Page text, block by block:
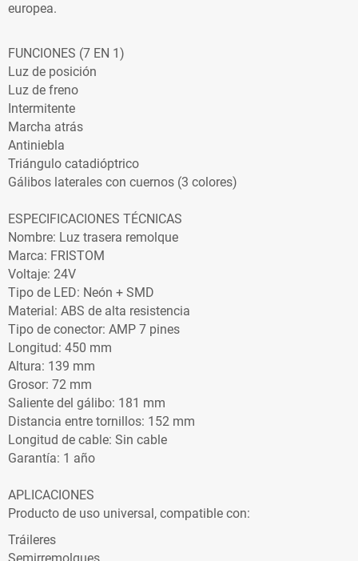
europea.
FUNCIONES (7 EN 1)
Luz de posición
Luz de freno
Intermitente
Marcha atrás
Antiniebla
Triángulo catadióptrico
Gálibos laterales con cuernos (3 colores)
ESPECIFICACIONES TÉCNICAS
Nombre: Luz trasera remolque
Marca: FRISTOM
Voltaje: 24V
Tipo de LED: Neón + SMD
Material: ABS de alta resistencia
Tipo de conector: AMP 7 pines
Longitud: 450 mm
Altura: 139 mm
Grosor: 72 mm
Saliente del gálibo: 181 mm
Distancia entre tornillos: 152 mm
Longitud de cable: Sin cable
Garantía: 1 año
APLICACIONES
Producto de uso universal, compatible con:
Tráileres